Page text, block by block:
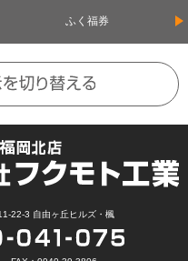
ふく福券
22-3 自由ヶ丘ヒルズ・楓